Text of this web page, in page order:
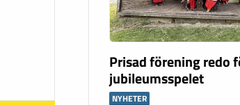
Prisad förening redo
jubileumsspelet
NYHETER